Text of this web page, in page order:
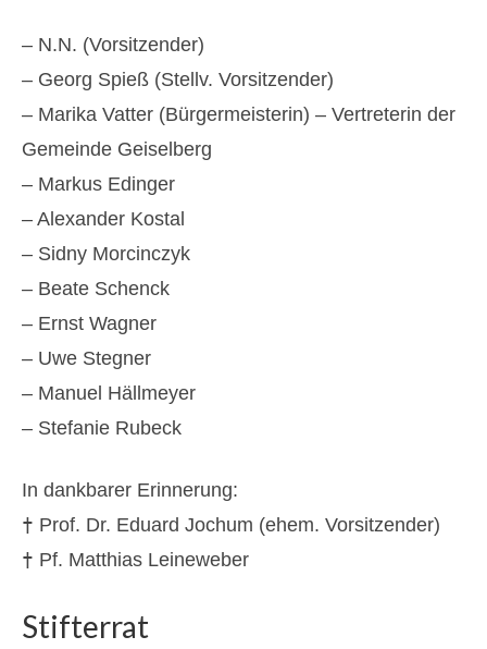
– N.N. (Vorsitzender)
– Georg Spieß (Stellv. Vorsitzender)
– Marika Vatter (Bürgermeisterin) – Vertreterin der
Gemeinde Geiselberg
– Markus Edinger
– Alexander Kostal
– Sidny Morcinczyk
– Beate Schenck
– Ernst Wagner
– Uwe Stegner
– Manuel Hällmeyer
– Stefanie Rubeck
In dankbarer Erinnerung:
† Prof. Dr. Eduard Jochum (ehem. Vorsitzender)
† Pf. Matthias Leineweber
Stifterrat